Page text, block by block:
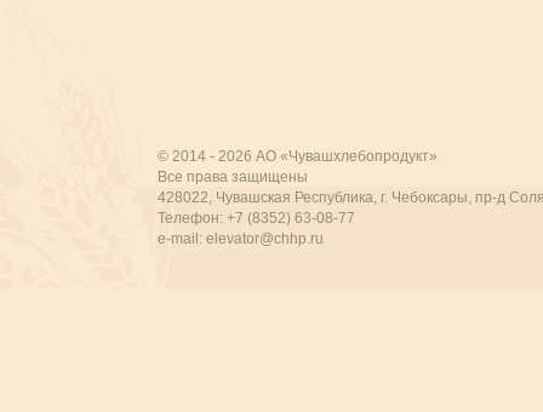
© 2014 - 2026 АО «Чувашхлебопродукт»
Все права защищены
428022, Чувашская Республика, г. Чебоксары, пр-д
Телефон: +7 (8352) 63-08-77
e-mail: elevator@chhp.ru